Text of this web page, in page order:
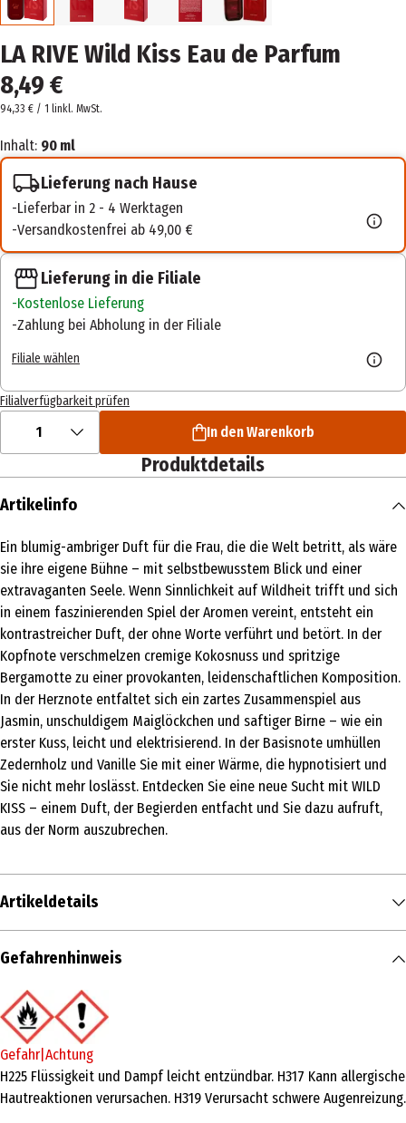
LA RIVE Wild Kiss Eau de Parfum
8,49 €
94,33 € / 1 linkl. MwSt.
Inhalt: 90 ml
Lieferung nach Hause
Lieferbar in 2 - 4 Werktagen
Versandkostenfrei ab 49,00 €
Lieferung in die Filiale
Kostenlose Lieferung
Zahlung bei Abholung in der Filiale
Filiale wählen
Filialverfügbarkeit prüfen
1 In den Warenkorb
Produktdetails
Artikelinfo
Ein blumig-ambriger Duft für die Frau, die die Welt betritt, als wäre
sie ihre eigene Bühne – mit selbstbewusstem Blick und einer
extravaganten Seele. Wenn Sinnlichkeit auf Wildheit trifft und sich
in einem faszinierenden Spiel der Aromen vereint, entsteht ein
kontrastreicher Duft, der ohne Worte verführt und betört. In der
Kopfnote verschmelzen cremige Kokosnuss und spritzige
Bergamotte zu einer provokanten, leidenschaftlichen Komposition.
In der Herznote entfaltet sich ein zartes Zusammenspiel aus
Jasmin, unschuldigem Maiglöckchen und saftiger Birne – wie ein
erster Kuss, leicht und elektrisierend. In der Basisnote umhüllen
Zedernholz und Vanille Sie mit einer Wärme, die hypnotisiert und
Sie nicht mehr loslässt. Entdecken Sie eine neue Sucht mit WILD
KISS – einem Duft, der Begierden entfacht und Sie dazu aufruft,
aus der Norm auszubrechen.
Artikeldetails
Inhalt
Produkttyp
Eau de Parfum
Duftkonzentration
Eau de Parfum
Gefahrenhinweis
Gefahr|Achtung
H225 Flüssigkeit und Dampf leicht entzündbar. H317 Kann allergische
Hautreaktionen verursachen. H319 Verursacht schwere Augenreizung.